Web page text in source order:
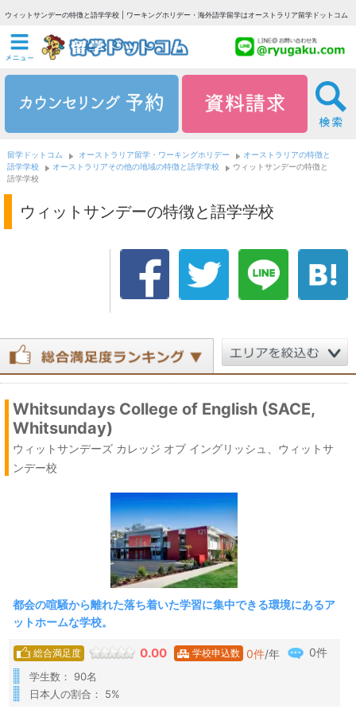
ウィットサンデーの特徴と語学学校 | ワーキングホリデー・海外語学留学はオーストラリア留学ドットコム
留学ドットコム オーストラリア留学・ワーキングホリデー
オーストラリアの特徴と
語学学校
オーストラリアその他の地域の特徴と語学学校
ウィットサンデーの特徴と
語学学校
ウィットサンデーの特徴と語学学校
Whitsundays College of English (SACE,
Whitsunday)
ウィットサンデーズ カレッジ オブ イングリッシュ、ウィットサ
ンデー校
都会の喧騒から離れた落ち着いた学習に集中できる環境にあるア
ットホームな学校。
総合満足度 0.00 学校申込数 0件/年 0件
学生数： 90名
日本人の割合： 5%